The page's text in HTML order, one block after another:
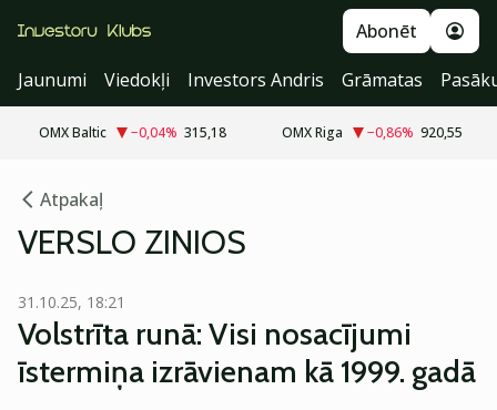
Abonēt
Jaunumi
Viedokļi Investors Andris Grāmatas
OMX Baltic −0,04% 315,18 OMX Riga −0,86% 920,55
Atpakaļ
VERSLO ZINIOS
31.10.25, 18:21
Volstrīta runā: Visi nosacījumi
īstermiņa izrāvienam kā 1999. gadā